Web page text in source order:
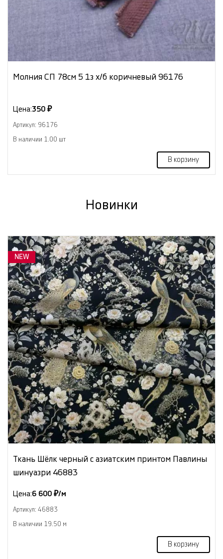
Молния СП 78см 5 1з х/б коричневый 96176
Цена:350 ₽
Артикул: 96176
В наличии 1.00 шт
В корзину
Новинки
NEW
Ткань Шёлк черный с азиатским принтом Павлины
шинуазри 46883
Цена:6 600 ₽/м
Артикул: 46883
В наличии 19.50 м
В корзину